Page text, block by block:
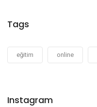
Tags
eğitim online
Instagram